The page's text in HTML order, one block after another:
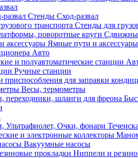
Стенды Сход-развал
Стенды для
Ямные пути и аксессуары
Авто
Ручные станции
Весы, термометры
Вакуумные насосы
Ниппели и